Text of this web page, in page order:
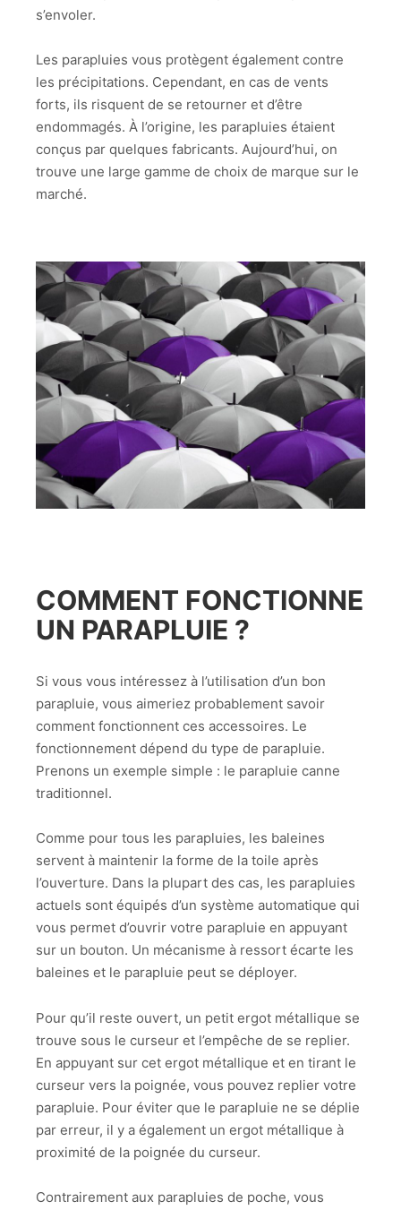
s’envoler.
Les parapluies vous protègent également contre
les précipitations. Cependant, en cas de vents
forts, ils risquent de se retourner et d’être
endommagés. À l’origine, les parapluies étaient
conçus par quelques fabricants. Aujourd’hui, on
trouve une large gamme de choix de marque sur le
marché.
COMMENT FONCTIONNE
UN PARAPLUIE ?
Si vous vous intéressez à l’utilisation d’un bon
parapluie, vous aimeriez probablement savoir
comment fonctionnent ces accessoires. Le
fonctionnement dépend du type de parapluie.
Prenons un exemple simple : le parapluie canne
traditionnel.
Comme pour tous les parapluies, les baleines
servent à maintenir la forme de la toile après
l’ouverture. Dans la plupart des cas, les parapluies
actuels sont équipés d’un système automatique qui
vous permet d’ouvrir votre parapluie en appuyant
sur un bouton. Un mécanisme à ressort écarte les
baleines et le parapluie peut se déployer.
Pour qu’il reste ouvert, un petit ergot métallique se
trouve sous le curseur et l’empêche de se replier.
En appuyant sur cet ergot métallique et en tirant le
curseur vers la poignée, vous pouvez replier votre
parapluie. Pour éviter que le parapluie ne se déplie
par erreur, il y a également un ergot métallique à
proximité de la poignée du curseur.
Contrairement aux parapluies de poche, vous